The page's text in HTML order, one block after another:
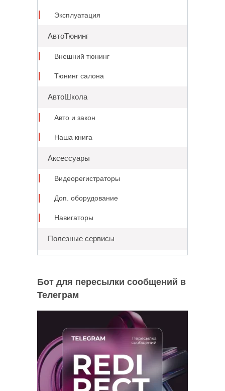
Эксплуатация
АвтоТюнинг
Внешний тюнинг
Тюнинг салона
АвтоШкола
Авто и закон
Наша книга
Аксессуары
Видеорегистраторы
Доп. оборудование
Навигаторы
Полезные сервисы
Бот для пересылки сообщений в
Телеграм